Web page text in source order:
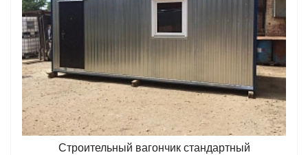
Строительный вагончик стандартный